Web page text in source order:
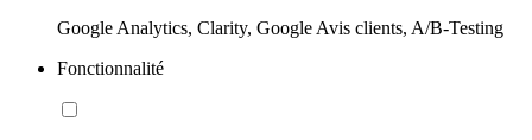
Google Analytics, Clarity, Google Avis clients, A/B-Testing
Fonctionnalité